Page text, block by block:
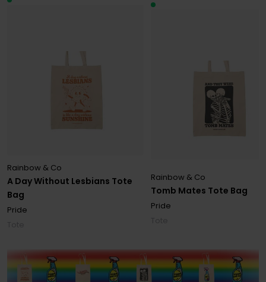
A Day Without Lesbians Tote
Bag
Rainbow & Co
Pride
Tomb Mates Tote Bag
Rainbow & Co
Pride